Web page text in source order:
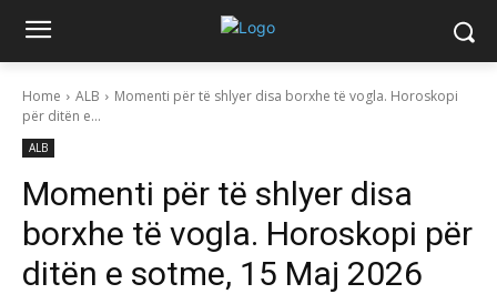
Home ALB
Momenti për të shlyer disa borxhe të vogla. Horoskopi
për ditën e...
ALB
Momenti për të shlyer disa
borxhe të vogla. Horoskopi për
ditën e sotme, 15 Maj 2026